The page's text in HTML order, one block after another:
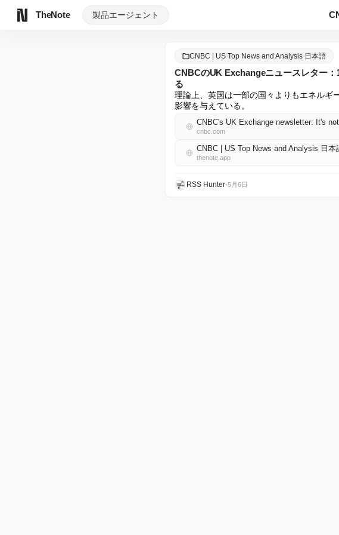
TheNote 製品エージェント
CNBC | US Top News and Analysis 日本語
CNBCのUK Exchangeニュースレター
る
理論上、英国は一部の国々よりもエネルギ
影響を与えている。
CNBC's UK Exchange newsletter: It's
cnbc.com
CNBC | US Top News and Analysis 日本
thenote.app
RSS Hunter•5月6日